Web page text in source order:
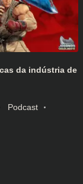
da indústria de
Podcast